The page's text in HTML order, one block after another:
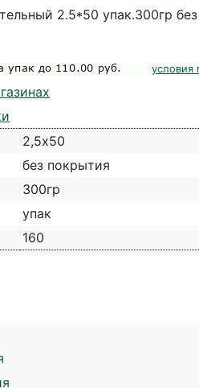
2.5*50 упак.300гр
условия
2,5х50
без покрытия
300гр
упак
160